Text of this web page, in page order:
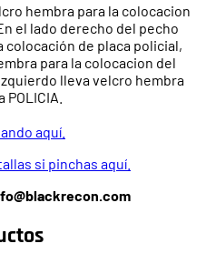
hembra para la colocacion
el lado derecho del pecho
de placa policial,
para la colocacion del
lleva velcro hembra
aquí.
si pinchas aquí.